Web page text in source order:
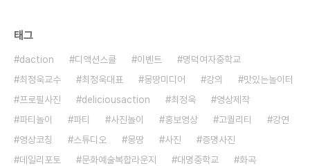
태그
daction 디액션스쿨 이벤트
명덕여자중학교
최정욱교수
최정욱대표 몽땅미디어 강의
맛있는놀이터
프로필사진
deliciousaction 최정욱
영상제작
파티놀이
파티 사진놀이 홍보영상 고퀄리티
강연
영상코칭
스튜디오 몽땅 사진
증명사진
데일리포토
문화예술복합라운지 대명중학교
화곡